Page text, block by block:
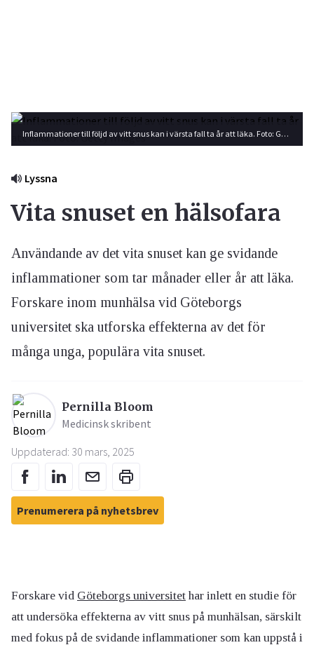
Inflammationer till följd av vitt snus kan i värsta fall ta år att läka. Foto: Getty Images
Lyssna
Vita snuset en hälsofara
Användande av det vita snuset kan ge svidande
inflammationer som tar månader eller år att läka.
Forskare inom munhälsa vid Göteborgs
universitet ska utforska effekterna av det för
många unga, populära vita snuset.
Pernilla Bloom
Medicinsk skribent
Uppdaterad: 30 mars, 2025
Prenumerera på nyhetsbrev
Forskare vid Göteborgs universitet har inlett en studie för
att undersöka effekterna av vitt snus på munhälsan, särskilt
med fokus på de svidande inflammationer som kan uppstå i